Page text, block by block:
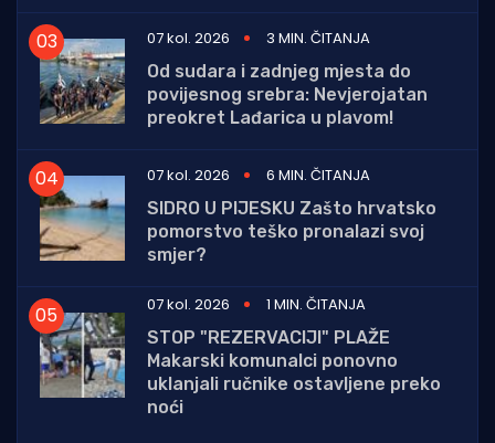
07 kol. 2026
3 MIN. ČITANJA
Od sudara i zadnjeg mjesta do
povijesnog srebra: Nevjerojatan
preokret Lađarica u plavom!
07 kol. 2026
6 MIN. ČITANJA
SIDRO U PIJESKU Zašto hrvatsko
pomorstvo teško pronalazi svoj
smjer?
07 kol. 2026
1 MIN. ČITANJA
STOP "REZERVACIJI" PLAŽE
Makarski komunalci ponovno
uklanjali ručnike ostavljene preko
noći